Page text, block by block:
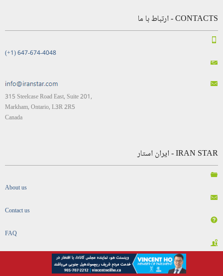
CONTACTS - ارتباط با ما
(+1) 647-674-4048
315 Steelcase Road East, Suite 201,
Markham, Ontario, L3R 2R5
Canada
IRAN STAR - ایران استار
About us
Contact us
FAQ